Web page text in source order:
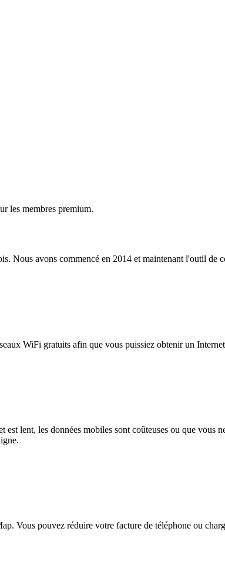
les membres premium.
Nous avons commencé en 2014 et maintenant l'outil de
WiFi gratuits afin que vous puissiez obtenir un
lent, les données mobiles sont coûteuses ou que
Vous pouvez réduire votre facture de téléphone ou